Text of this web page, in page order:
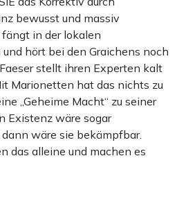
bewusst und massiv
in der lokalen
hört bei den Graichens noch
stellt ihren Experten kalt
Marionetten hat das nichts zu
„Geheime Macht“ zu seiner
Existenz wäre sogar
wäre sie bekämpfbar.
das alleine und machen es